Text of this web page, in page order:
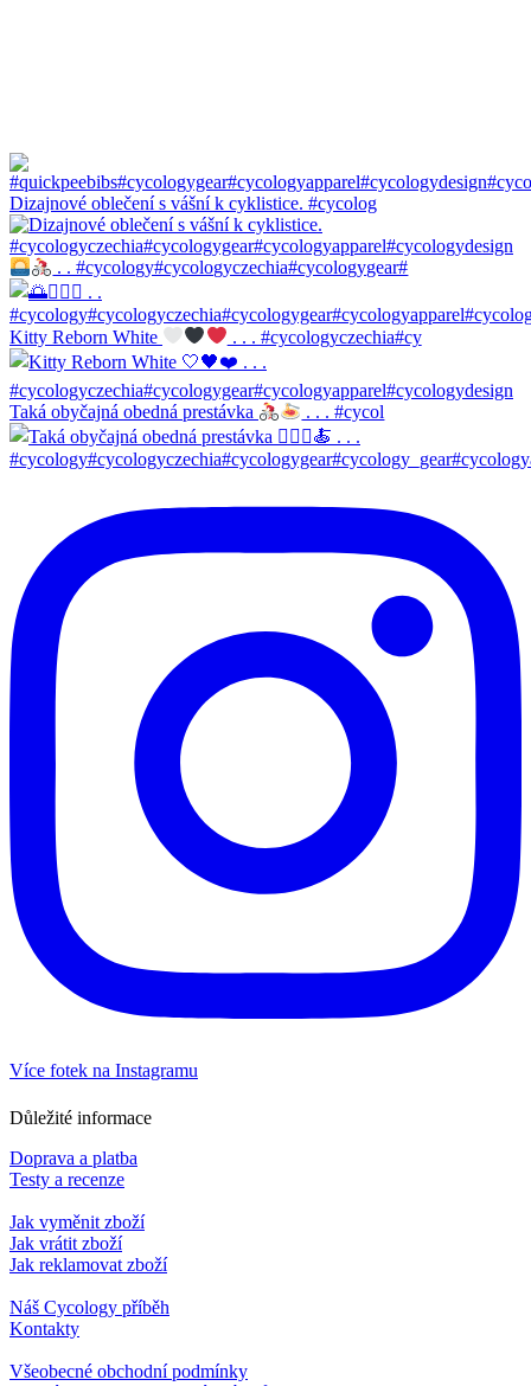
Dizajnové oblečení s vášní k cyklistice. #cycolog
. . #cycology#cycologyczechia#cycologygear#
Kitty Reborn White . . . #cycologyczechia#cy
Taká obyčajná obedná prestávka . . . #cycol
Více fotek na Instagramu
Důležité informace
Doprava a platba
Testy a recenze
Jak vyměnit zboží
Jak vrátit zboží
Jak reklamovat zboží
Náš Cycology příběh
Kontakty
Všeobecné obchodní podmínky